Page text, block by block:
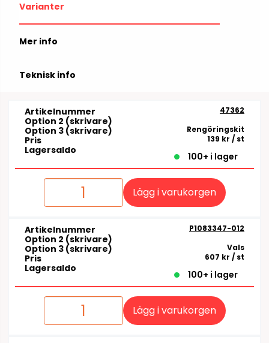
Varianter
Mer info
Teknisk info
Artikelnummer 47362
Option 2 (skrivare)
Option 3 (skrivare)
Rengöringskit
Pris 139 kr / st
Lagersaldo
100+ i lager
Lägg i varukorgen
Artikelnummer P1083347-012
Option 2 (skrivare)
Option 3 (skrivare)
Vals
Pris 607 kr / st
Lagersaldo
100+ i lager
Lägg i varukorgen